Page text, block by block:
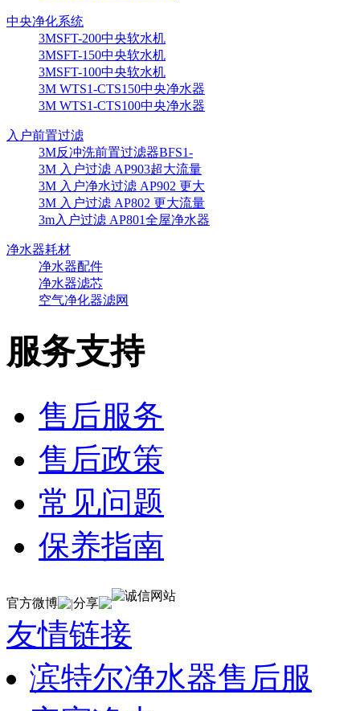
中央净化系统
3MSFT-200中央软水机
3MSFT-150中央软水机
3MSFT-100中央软水机
3M WTS1-CTS150中央净水器
3M WTS1-CTS100中央净水器
入户前置过滤
3M反冲洗前置过滤器BFS1-
3M 入户过滤 AP903超大流量
3M 入户净水过滤 AP902 更大
3M 入户过滤 AP802 更大流量
3m入户过滤 AP801全屋净水器
净水器耗材
净水器配件
净水器滤芯
空气净化器滤网
服务支持
售后服务
售后政策
常见问题
保养指南
官方微博 |分享
友情链接
滨特尔净水器售后服